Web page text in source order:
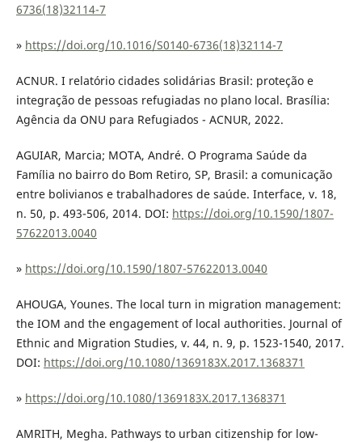
6736(18)32114-7
» https://doi.org/10.1016/S0140-6736(18)32114-7
ACNUR. I relatório cidades solidárias Brasil: proteção e
integração de pessoas refugiadas no plano local. Brasília:
Agência da ONU para Refugiados - ACNUR, 2022.
AGUIAR, Marcia; MOTA, André. O Programa Saúde da
Família no bairro do Bom Retiro, SP, Brasil: a comunicação
entre bolivianos e trabalhadores de saúde. Interface, v. 18,
n. 50, p. 493-506, 2014. DOI: https://doi.org/10.1590/1807-
57622013.0040
» https://doi.org/10.1590/1807-57622013.0040
AHOUGA, Younes. The local turn in migration management:
the IOM and the engagement of local authorities. Journal of
Ethnic and Migration Studies, v. 44, n. 9, p. 1523-1540, 2017.
DOI: https://doi.org/10.1080/1369183X.2017.1368371
» https://doi.org/10.1080/1369183X.2017.1368371
AMRITH, Megha. Pathways to urban citizenship for low-